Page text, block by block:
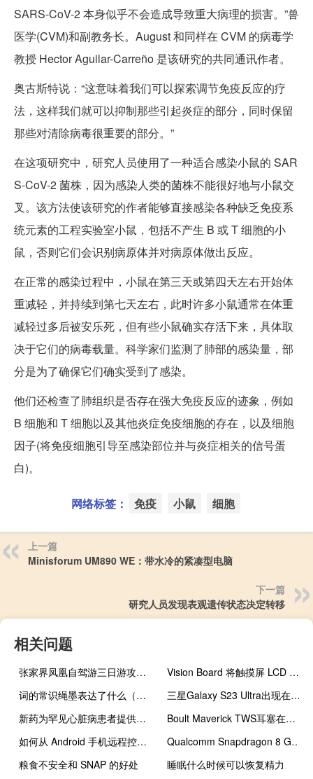
SARS-CoV-2 本身似乎不会造成导致重大病理的损害。”兽
医学(CVM)和副教务长。August 和同样在 CVM 的病毒学
教授 Hector Aguilar-Carreño 是该研究的共同通讯作者。
奥古斯特说：“这意味着我们可以探索调节免疫反应的疗
法，这样我们就可以抑制那些引起炎症的部分，同时保留
那些对清除病毒很重要的部分。”
在这项研究中，研究人员使用了一种适合感染小鼠的 SAR
S-CoV-2 菌株，因为感染人类的​​菌株不能很好地与小鼠交
叉。该方法使该研究的作者能够直接感染各种缺乏免疫系
统元素的工程实验室小鼠，包括不产生 B 或 T 细胞的小
鼠，否则它们会识别病原体并对病原体做出反应。
在正常的感染过程中，小鼠在第三天或第四天左右开始体
重减轻，并持续到第七天左右，此时许多小鼠通常在体重
减轻过多后被安乐死，但有些小鼠确实存活下来，具体取
决于它们的病毒载量。科学家们监测了肺部的感染量，部
分是为了确保它们确实受到了感染。
他们还检查了肺组织是否存在强大免疫反应的迹象，例如
B 细胞和 T 细胞以及其他炎症免疫细胞的存在，以及细胞
因子(将免疫细胞引导至感染部位并与炎症相关的信号蛋
白)。
网络标签： 免疫 小鼠 细胞
上一篇
Minisforum UM890 WE：带水冷的紧凑型电脑
下一篇
研究人员发现表观遗传状态决定转移
相关问题
张家界凤凰自驾游三日游攻略（张家界凤凰四日游）
Vision Board 将触摸屏 LCD 显示屏与机械键盘和音量旋钮结合在一起
词的常识绳墨表达了什么（词的常识）
三星Galaxy S23 Ultra出现在3C数据库中 显示充电细节
新药为罕见心脏病患者提供生命线
Boult Maverick TWS耳塞在印度推出 价格低于2000卢比
如何从 Android 手机远程控制 PC
Qualcomm Snapdragon 8 Gen 3 采用四集群 CPU 设计和新的 Arm 内核
粮食不安全和 SNAP 的好处
睡眠什么时候可以恢复精力